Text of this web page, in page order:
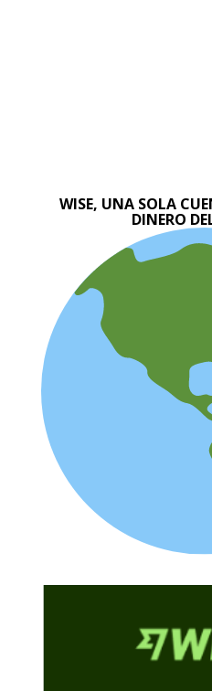
WISE, UNA SOLA
DINERO